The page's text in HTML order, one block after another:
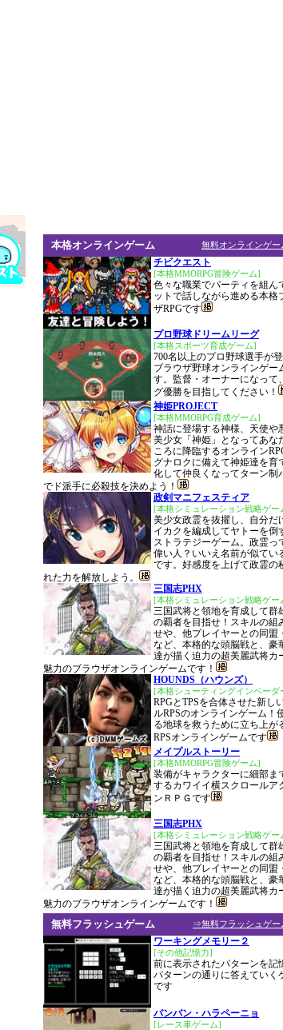
無料オンラインゲー
本格オンラインゲーム
チビクエスト
[本格MMORPG冒険ゲーム]
色々な職業でパーティを組ん
ットで話しながら進める本格
ザRPGです
プロ野球ドリームリーグ
[本格スポーツ育成ゲーム]
700名以上のプロ野球選手が
ブラウザ野球オンラインゲー
す。監督・オーナーになって
グ優勝を目指してください！
神姫PROJECT
[本格MMORPG育成ゲーム]
神話に登場する神様、天使や
美少女「神姫」となってあな
ころに降臨するオンライン
グナロクに備えて神姫達を育
化して仲良くなってターン制
でド派手に必殺技を決めよう！
政剣マニフェスティア
[本格シミュレーション戦略ゲー
美少女政霊を抜擢し、自分だ
イカクを編成してヤトーを倒
ストラテジーゲーム。政霊っ
偉い人？いいえ名前が似てい
です。好感度を上げて政霊の
れた力を解放しよう。
三国志PHX
[本格シミュレーション戦略ゲー
三国武将と領地を育成して群
の覇者を目指せ！スキルの組
せや、他プレイヤーとの同盟
など、本格的な頭脳戦と、豪
達が描く迫力の超美麗武将カ
魅力のブラウザオンラインゲームです！
HOUNDS（ハウンズ）
[本格シューティングインベーダ
RPGとTPSを合体させた新し
ルRPSのオンラインゲーム！
る地球を救うために立ち上が
RPSオンラインゲームです
メイプルストーリー
[本格MMORPG冒険ゲーム]
装備がキャラクターに細部ま
するカワイイ横スクロールア
ンＲＰＧです
三国志PHX
[本格シミュレーション戦略ゲー
三国武将と領地を育成して群
の覇者を目指せ！スキルの組
せや、他プレイヤーとの同盟
など、本格的な頭脳戦と、豪
達が描く迫力の超美麗武将カ
魅力のブラウザオンラインゲームです！
⇒無料フラッシュゲー
無料フラッシュゲーム
ワーキングメモリー２
[その他記憶力]
前に表示されたパターンを記
パターンの通りに答えていく
です
バンバン・ハラペーニョ
[レース車ゲーム]